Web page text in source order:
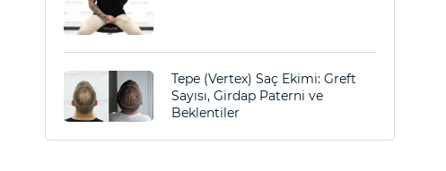
Tepe (Vertex) Saç Ekimi: Greft
Sayısı, Girdap Paterni ve
Beklentiler